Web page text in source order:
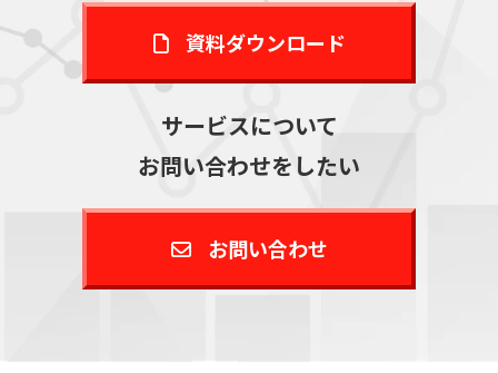
資料ダウンロード
サービスについて
お問い合わせをしたい
お問い合わせ